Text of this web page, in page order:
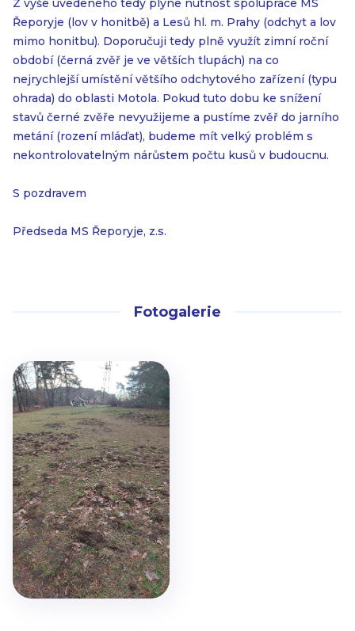
Z výše uvedeného tedy plyne nutnost spolupráce MS
Řeporyje (lov v honitbě) a Lesů hl. m. Prahy (odchyt a lov
mimo honitbu). Doporučuji tedy plně využít zimní roční
období (černá zvěř je ve větších tlupách) na co
nejrychlejší umístění většího odchytového zařízení (typu
ohrada) do oblasti Motola. Pokud tuto dobu ke snížení
stavů černé zvěře nevyužijeme a pustíme zvěř do jarního
metání (rození mláďat), budeme mít velký problém s
nekontrolovatelným nárůstem počtu kusů v budoucnu.
S pozdravem
Předseda MS Řeporyje, z.s.
Fotogalerie